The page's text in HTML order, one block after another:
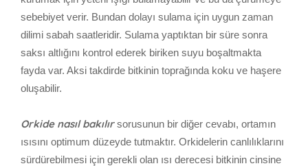
sebebiyet verir. Bundan dolayı sulama için uygun zaman
dilimi sabah saatleridir. Sulama yaptıktan bir süre sonra
saksı altlığını kontrol ederek biriken suyu boşaltmakta
fayda var. Aksi takdirde bitkinin toprağında koku ve haşere
oluşabilir.
Orkide nasıl bakılırsorusunun bir diğer cevabı, ortamın
ısısını optimum düzeyde tutmaktır. Orkidelerin canlılıklarını
sürdürebilmesi için gerekli olan ısı derecesi bitkinin cinsine